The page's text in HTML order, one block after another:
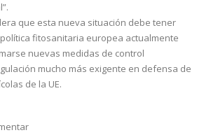
que esta nueva situación debe tener
fitosanitaria europea actualmente
nuevas medidas de control
mucho más exigente en defensa de
de la UE.